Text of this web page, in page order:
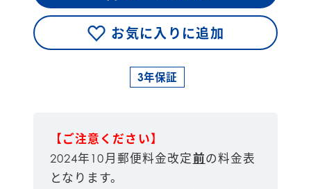
お気に入りに追加
3年保証
【ご注意ください】
2024年10月郵便料金改定前の料金表
となります。